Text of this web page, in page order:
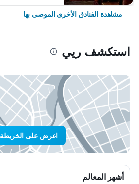
مشاهدة الفنادق الأخرى الموصى بها
استكشف ريي
اعرض على الخريطة
أشهر المعالم